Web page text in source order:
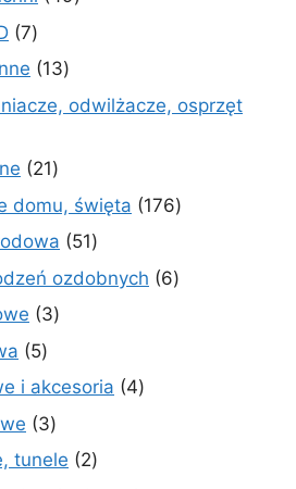
77
produktów
1313
produktów
odwilżacze, osprzęt
2121
produktów
domu, święta 176176
5151
produktów
ozdobnych 66
33
55
produktów
i akcesoria 44
33
produkty
tunele 22